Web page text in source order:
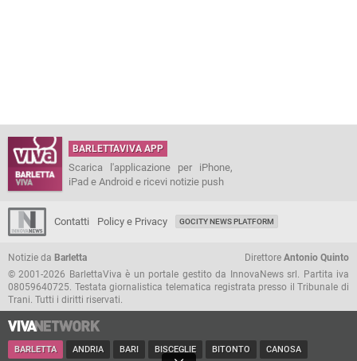
BARLETTAVIVA APP
Scarica l'applicazione per iPhone,
iPad e Android e ricevi notizie push
Contatti Policy e Privacy GOCITY NEWS PLATFORM
Notizie da Barletta Direttore Antonio Quinto
© 2001-2026 BarlettaViva è un portale gestito da InnovaNews srl. Partita iva
08059640725. Testata giornalistica telematica registrata presso il Tribunale di
Trani. Tutti i diritti riservati.
BARLETTA ANDRIA BARI BISCEGLIE BITONTO CANOSA